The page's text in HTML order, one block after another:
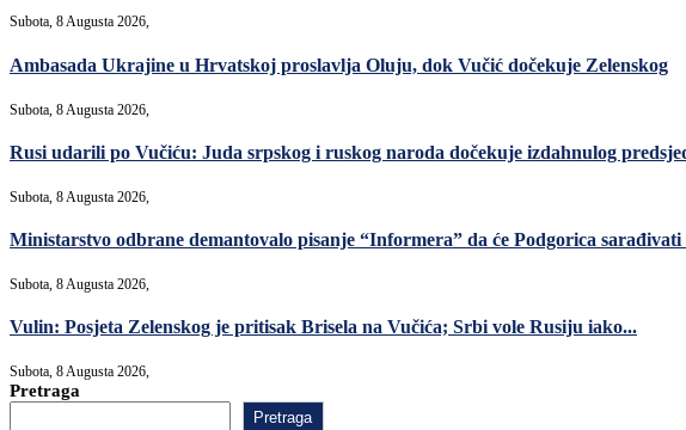
Subota, 8 Augusta 2026,
Ambasada Ukrajine u Hrvatskoj proslavlja Oluju, dok Vučić dočekuje Zelenskog
Subota, 8 Augusta 2026,
Rusi udarili po Vučiću: Juda srpskog i ruskog naroda dočekuje izdahnulog
Subota, 8 Augusta 2026,
Ministarstvo odbrane demantovalo pisanje “Informera” da će Podgorica
Subota, 8 Augusta 2026,
Vulin: Posjeta Zelenskog je pritisak Brisela na Vučića; Srbi vole Rusiju iako...
Subota, 8 Augusta 2026,
Pretraga
Pretraga